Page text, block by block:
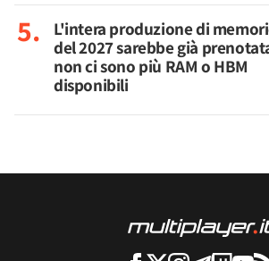
L'intera produzione di
del 2027 sarebbe già
non ci sono più RAM o HBM
disponibili